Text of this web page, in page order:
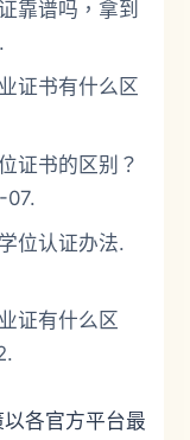
靠谱吗，拿到
证书有什么区
证书的区别？
07.
位认证办法.
证有什么区
各官方平台最